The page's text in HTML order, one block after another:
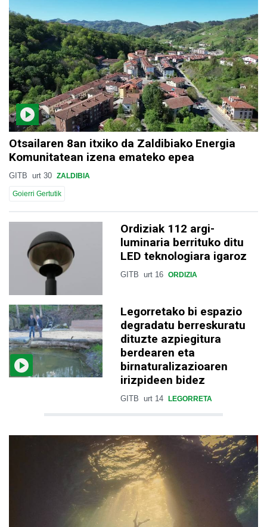
Otsailaren 8an itxiko da Zaldibiako Energia
Komunitatean izena emateko epea
GITB urt 30 ZALDIBIA
Goierri Gertutik
Ordiziak 112 argi-
luminaria berrituko ditu
LED teknologiara igaroz
GITB urt 16 ORDIZIA
Legorretako bi espazio
degradatu berreskuratu
dituzte azpiegitura
berdearen eta
birnaturalizazioaren
irizpideen bidez
GITB urt 14 LEGORRETA